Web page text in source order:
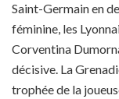
Saint-Germain en
féminine, les
Corventina
décisive. La
trophée de la